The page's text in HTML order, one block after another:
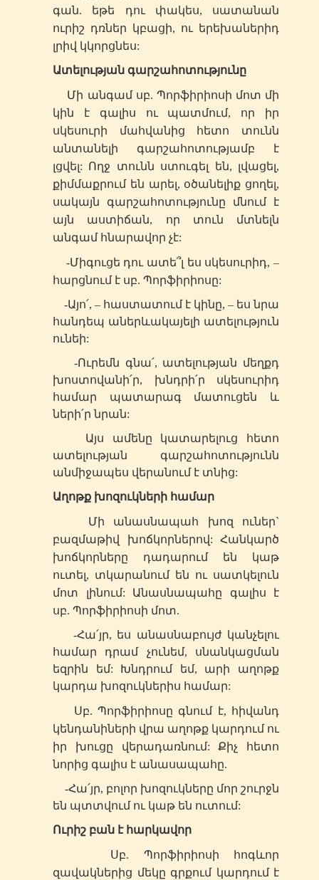
գան. եթե դու փակես, սատանան
ուրիշ դռներ կբացի, ու երեխաներիդ
լրիվ կկորցնես:
Ատելության գարշահոտությունը
Մի անգամ սբ. Պորֆիրիոսի մոտ մի
կին է գալիս ու պատմում, որ իր
սկեսուրի մահվանից հետո տունն
անտանելի գարշահոտությամբ է
լցվել: Ողջ տունն ստուգել են, լվացել,
քիմմաքրում են արել, օծանելիք ցողել,
սակայն գարշահոտությունը մնում է
այն աստիճան, որ տուն մտնելն
անգամ հնարավոր չէ:
-Միգուցե դու ատե՞լ ես սկեսուրիդ, –
հարցնում է սբ. Պորֆիրիոսը:
-Այո՛, – հաստատում է կինը, – ես նրա
հանդեպ աներևակայելի ատելություն
ունեի:
-Ուրեմն գնա՛, ատելության մեղքդ
խոստովանի՛ր, խնդրի՛ր սկեսուրիդ
համար պատարագ մատուցեն և
ների՛ր նրան:
Այս ամենը կատարելուց հետո
ատելության գարշահոտությունն
անմիջապես վերանում է տնից:
Աղոթք խոզուկների համար
Մի անասնապահ խոզ ուներ`
բազմաթիվ խոճկորներով: Հանկարծ
խոճկորները դադարում են կաթ
ուտել, տկարանում են ու սատկելուն
մոտ լինում: Անասնապահը գալիս է
սբ. Պորֆիրիոսի մոտ.
-Հա՛յր, ես անասնաբույժ կանչելու
համար դրամ չունեմ, սնանկացման
եզրին եմ: Խնդրում եմ, արի աղոթք
կարդա խոզուկներիս համար:
Սբ. Պորֆիրիոսը գնում է, հիվանդ
կենդանիների վրա աղոթք կարդում ու
իր խուցը վերադառնում: Քիչ հետո
նորից գալիս է անասապահը.
-Հա՛յր, բոլոր խոզուկները մոր շուրջն
են պտտվում ու կաթ են ուտում:
Ուրիշ բան է հարկավոր
Սբ. Պորֆիրիոսի հոգևոր
զավակներից մեկը գրքում կարդում է